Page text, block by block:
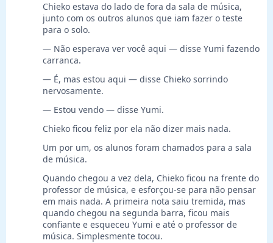
Chieko estava do lado de fora da sala de música,
junto com os outros alunos que iam fazer o teste
para o solo.
— Não esperava ver você aqui — disse Yumi fazendo
carranca.
— É, mas estou aqui — disse Chieko sorrindo
nervosamente.
— Estou vendo — disse Yumi.
Chieko ficou feliz por ela não dizer mais nada.
Um por um, os alunos foram chamados para a sala
de música.
Quando chegou a vez dela, Chieko ficou na frente do
professor de música, e esforçou-se para não pensar
em mais nada. A primeira nota saiu tremida, mas
quando chegou na segunda barra, ficou mais
confiante e esqueceu Yumi e até o professor de
música. Simplesmente tocou.